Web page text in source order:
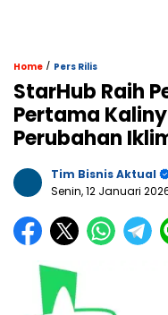
Home / Pers Rilis
StarHub Raih
Pertama
Perubahan
Tim Bisnis Aktual
Senin, 12 Januari